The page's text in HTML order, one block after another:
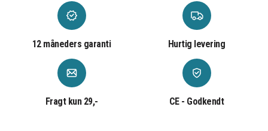
at reparere din iPhone-skærm eller udskifte batteriet i
din Samsung Galaxy kan du forlænge enhedens levetid.
bruge.
Høretelefoner til dine behov
Vi har et bredt udvalg af høretelefoner som AirPods,
Galaxy Buds og mange prisvenlige alternativer. Uanset
12 måneders garanti Hurtig levering
Fragt kun 29,- CE - Godkendt